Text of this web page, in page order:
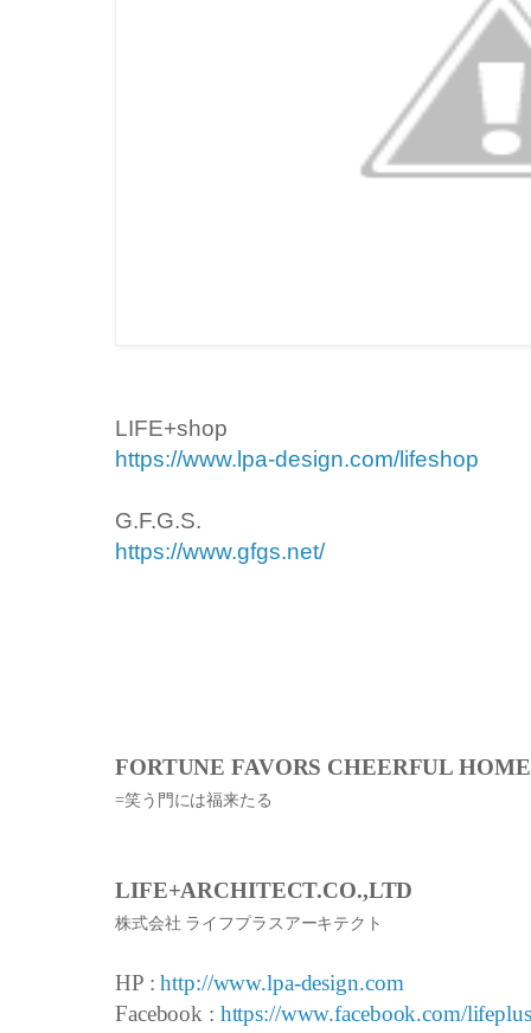
LIFE+shop
https://www.lpa-design.com/lifeshop
G.F.G.S.
https://www.gfgs.net/
FORTUNE FAVORS CHEERFUL
=笑う門には福来たる
LIFE+ARCHITECT.CO.,LTD
株式会社 ライフプラスアーキテクト
HP :http://www.lpa-design.com
Facebook : https://www.facebook.com/